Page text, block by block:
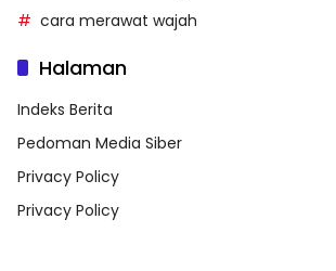
cara merawat wajah
Halaman
Indeks Berita
Pedoman Media Siber
Privacy Policy
Privacy Policy